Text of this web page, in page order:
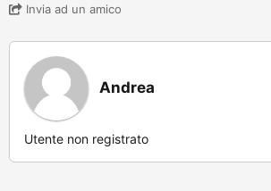
Invia ad un amico
Andrea
Utente non registrato